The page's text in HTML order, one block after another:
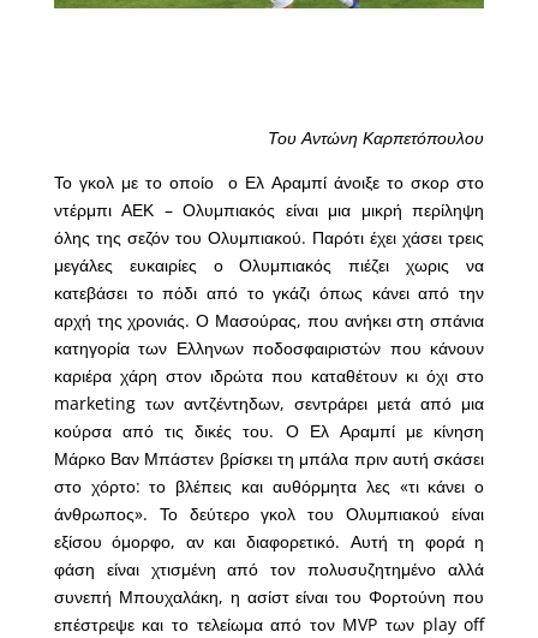
Του Αντώνη Καρπετόπουλου
Το γκολ με το οποίο ο Ελ Αραμπί άνοιξε το σκορ στο
ντέρμπι ΑΕΚ – Ολυμπιακός είναι μια μικρή περίληψη
όλης της σεζόν του Ολυμπιακού. Παρότι έχει χάσει τρεις
μεγάλες ευκαιρίες ο Ολυμπιακός πιέζει χωρις να
κατεβάσει το πόδι από το γκάζι όπως κάνει από την
αρχή της χρονιάς. Ο Μασούρας, που ανήκει στη σπάνια
κατηγορία των Ελληνων ποδοσφαιριστών που κάνουν
καριέρα χάρη στον ιδρώτα που καταθέτουν κι όχι στο
marketing των αντζέντηδων, σεντράρει μετά από μια
κούρσα από τις δικές του. Ο Ελ Αραμπί με κίνηση
Μάρκο Βαν Μπάστεν βρίσκει τη μπάλα πριν αυτή σκάσει
στο χόρτο: το βλέπεις και αυθόρμητα λες «τι κάνει ο
άνθρωπος». Το δεύτερο γκολ του Ολυμπιακού είναι
εξίσου όμορφο, αν και διαφορετικό. Αυτή τη φορά η
φάση είναι χτισμένη από τον πολυσυζητημένο αλλά
συνεπή Μπουχαλάκη, η ασίστ είναι του Φορτούνη που
επέστρεψε και το τελείωμα από τον MVP των play off